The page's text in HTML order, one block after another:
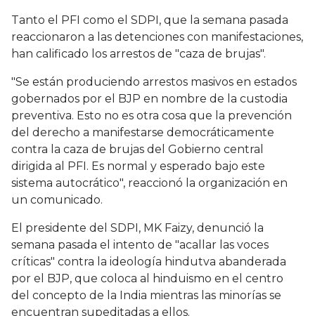
Tanto el PFI como el SDPI, que la semana pasada
reaccionaron a las detenciones con manifestaciones,
han calificado los arrestos de "caza de brujas".
"Se están produciendo arrestos masivos en estados
gobernados por el BJP en nombre de la custodia
preventiva. Esto no es otra cosa que la prevención
del derecho a manifestarse democráticamente
contra la caza de brujas del Gobierno central
dirigida al PFI. Es normal y esperado bajo este
sistema autocrático", reaccionó la organización en
un comunicado.
El presidente del SDPI, MK Faizy, denunció la
semana pasada el intento de "acallar las voces
críticas" contra la ideología hindutva abanderada
por el BJP, que coloca al hinduismo en el centro
del concepto de la India mientras las minorías se
encuentran supeditadas a ellos.